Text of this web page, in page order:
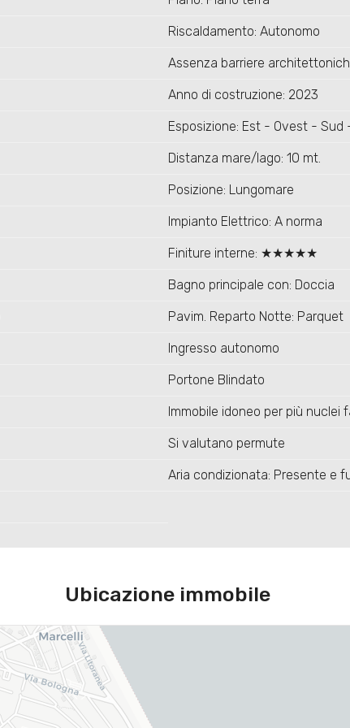
Riscaldamento: Autonomo
Assenza barriere
Anno di costruzione: 2023
Esposizione: Est - Ovest - Sud
Distanza mare/lago: 10 mt.
Posizione: Lungomare
Impianto Elettrico: A norma
Finiture interne: ★★★★★
Bagno principale con: Doccia
Pavim. Reparto Notte: Parquet
Ingresso autonomo
Portone Blindato
Immobile idoneo per più nuclei
Si valutano permute
Aria condizionata: Presente e
Ubicazione immobile